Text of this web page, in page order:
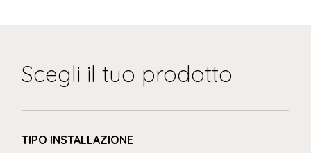
Scegli il tuo prodotto
TIPO INSTALLAZIONE